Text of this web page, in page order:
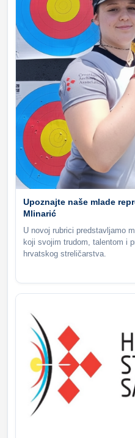
Upoznajte naše mlade
Mlinarić
U novoj rubrici predstavljamo
koji svojim trudom, talentom i
hrvatskog streličarstva.